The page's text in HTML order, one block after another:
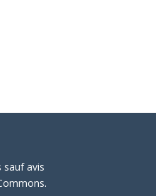
sauf avis